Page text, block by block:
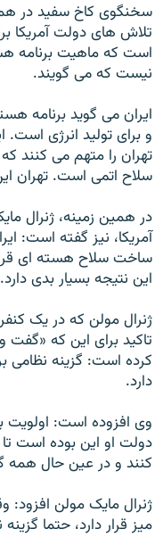
سخنگوی کاخ سفيد در
تلاش های دولت آمريکا
است که ماهيت برنامه
نیست که می گویند.
ايران می گويد برنامه
و برای توليد انرژی
تهران را متهم می کنند
سلاح اتمی است. تهران
در همين زمينه، ژنرال
آمريکا، نيز گفته است:
ساخت سلاح هسته ای
اين نتيجه بسيار بدی
ژنرال مولن که در يک
تاکيد برای اين که «گفت
کرده است: گزينه نظامی
دارد.
وی افزوده است: اولويت
دولت او اين بوده است تا
کنند و در عين حال همه
ژنرال مايک مولن
ميز قرار دارد، حتما